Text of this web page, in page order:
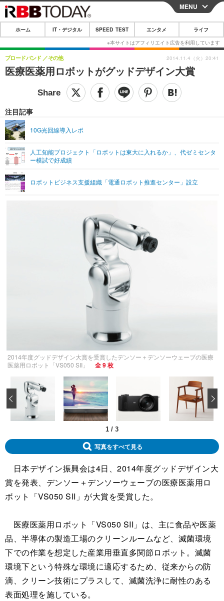
CLOSE
ホーム
IT・デジタル
IT・デジタルTOP スマートフォン
ネタ ガジェット・ツール
SPEED TEST
エンタメ
音楽 スポーツ
ライフ
ペット ショッピング
その他
リリース一覧
プッシュ通知の停止方法
MENU
ホーム IT・デジタル SPEED TEST エンタメ ライフ
医療医薬用ロボットがグッドデザイン大賞
ブロードバンド その他
注目記事
10G光回線導入レポ
人工知能プロジェクト「ロボットは東大に入れるか」、代ゼミセンタ
ー模試で好成績
ロボットビジネス支援組織「電通ロボット推進センター」設立
2014.11.4（火）20:41
2014年度グッドデザイン大賞を受賞したデンソー＋デンソーウェーブの医療
医薬用ロボット「VS050 SII」
全 9 枚
1 / 3
‹
写真をすべて見る
日本デザイン振興会は4日、2014年度グッドデザイン大
賞を発表、デンソー＋デンソーウェーブの医療医薬用ロ
ボット「VS050 SII」が大賞を受賞した。
医療医薬用ロボット「VS050 SII」は、主に食品や医薬
品、半導体の製造工場のクリーンルームなど、滅菌環境
下での作業を想定した産業用垂直多関節ロボット。滅菌
環境下という特殊な環境に適応するため、従来からの防
滴、クリーン技術にプラスして、滅菌洗浄に耐性のある
表面処理を施している。